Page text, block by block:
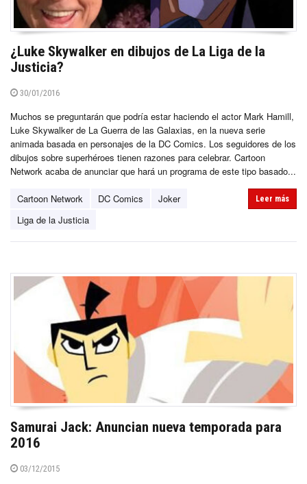
¿Luke Skywalker en dibujos de La Liga de la
Justicia?
30/01/2016
Muchos se preguntarán que podría estar haciendo el actor Mark Hamill,
Luke Skywalker de La Guerra de las Galaxias, en la nueva serie
animada basada en personajes de la DC Comics. Los seguidores de los
dibujos sobre superhéroes tienen razones para celebrar. Cartoon
Network acaba de anunciar que hará un programa de este tipo basado...
Cartoon Network DC Comics
Joker
Liga de la Justicia
Leer más
Samurai Jack: Anuncian nueva temporada para
2016
03/12/2015